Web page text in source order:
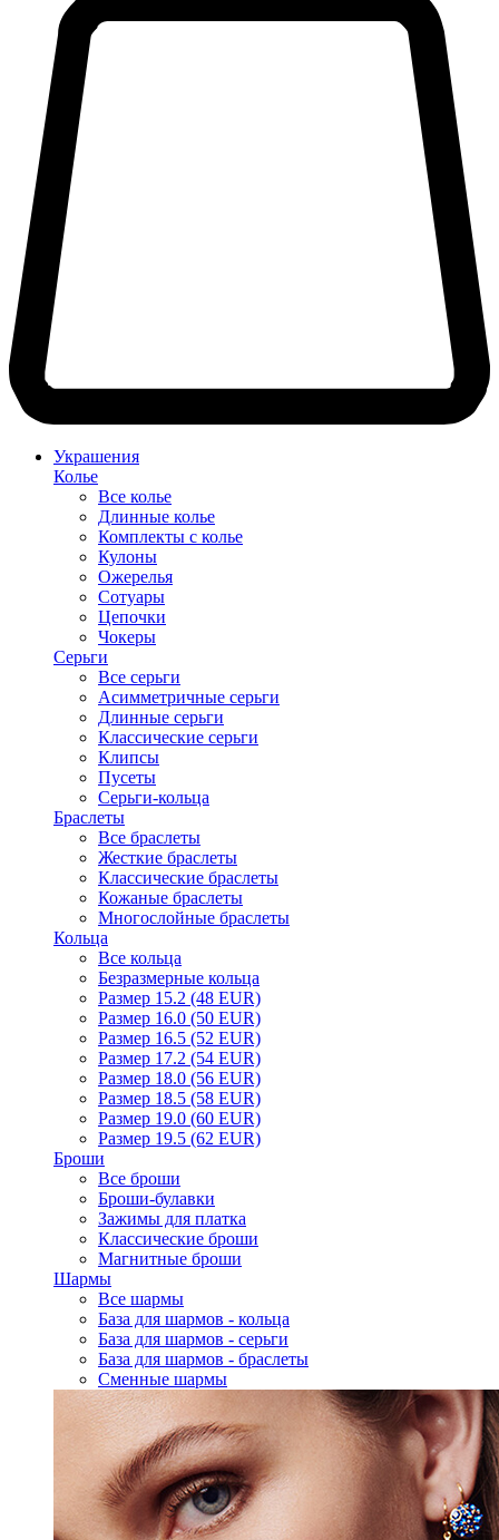
Украшения
Колье
Все колье
Длинные колье
Комплекты с колье
Кулоны
Ожерелья
Сотуары
Цепочки
Чокеры
Серьги
Все серьги
Асимметричные серьги
Длинные серьги
Классические серьги
Клипсы
Пусеты
Серьги-кольца
Браслеты
Все браслеты
Жесткие браслеты
Классические браслеты
Кожаные браслеты
Многослойные браслеты
Кольца
Все кольца
Безразмерные кольца
Размер 15.2 (48 EUR)
Размер 16.0 (50 EUR)
Размер 16.5 (52 EUR)
Размер 17.2 (54 EUR)
Размер 18.0 (56 EUR)
Размер 18.5 (58 EUR)
Размер 19.0 (60 EUR)
Размер 19.5 (62 EUR)
Броши
Все броши
Броши-булавки
Зажимы для платка
Классические броши
Магнитные броши
Шармы
Все шармы
База для шармов - кольца
База для шармов - серьги
База для шармов - браслеты
Сменные шармы